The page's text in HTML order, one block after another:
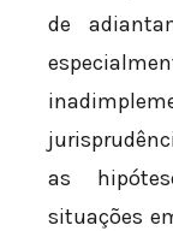
de
as
situações